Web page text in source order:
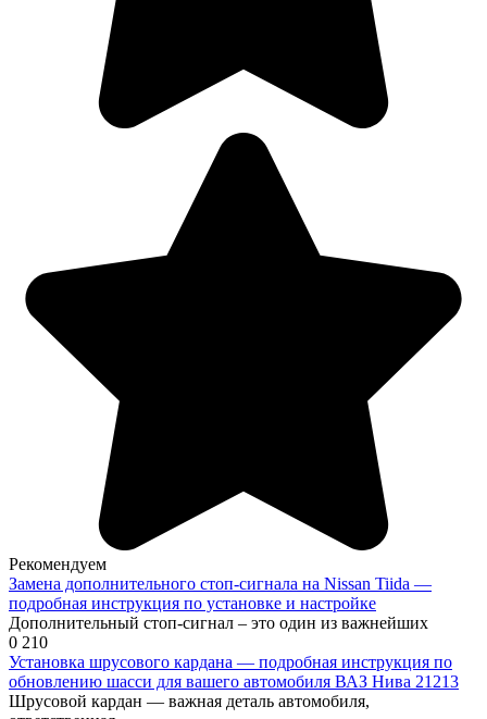
Рекомендуем
Замена дополнительного стоп-сигнала на Nissan Tiida —
подробная инструкция по установке и настройке
Дополнительный стоп-сигнал – это один из важнейших
0 210
Установка шрусового кардана — подробная инструкция по
обновлению шасси для вашего автомобиля ВАЗ Нива 21213
Шрусовой кардан — важная деталь автомобиля,